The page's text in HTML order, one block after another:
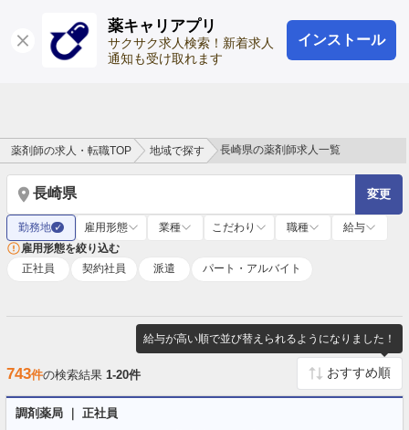
薬キャリアプリ
サクサク求人検索！新着求人
通知も受け取れます
インストール
ログイン 会員登録
薬剤師の求人・転職TOP 地域で探す 長崎県の薬剤師求人一覧
長崎県 変更
勤務地 ✓ 雇用形態 業種 こだわり 職種
給与
雇用形態を絞り込む
正社員
契約社員 派遣 パート・アルバイト
給与が高い順で並び替えられるようになりました！
743件の検索結果 1-20件
調剤薬局 ｜ 正社員